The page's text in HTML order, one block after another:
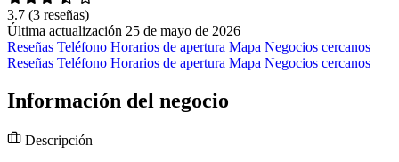
3.7 (3 reseñas)
Última actualización 25 de mayo de 2026
Reseñas Teléfono Horarios de apertura Mapa Negocios cercanos
Reseñas Teléfono Horarios de apertura Mapa Negocios cercanos
Información del negocio
Descripción